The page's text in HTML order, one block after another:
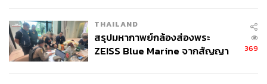
THAILAND
สรุปมหากาพย์กล้องส่องพระ
ZEISS Blue Marine จากสัญญา
369